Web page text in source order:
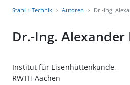
Stahl + Technik Autoren Dr.-Ing.
Dr.-Ing. Alexander
Institut für Eisenhüttenkunde,
RWTH Aachen